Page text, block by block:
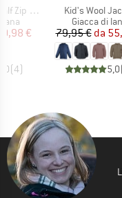
Knit
lana
ridotto
€
(4)
Articolo
Kid's Wool
Gruppo di
Giacca di
79,95 € da
5,0